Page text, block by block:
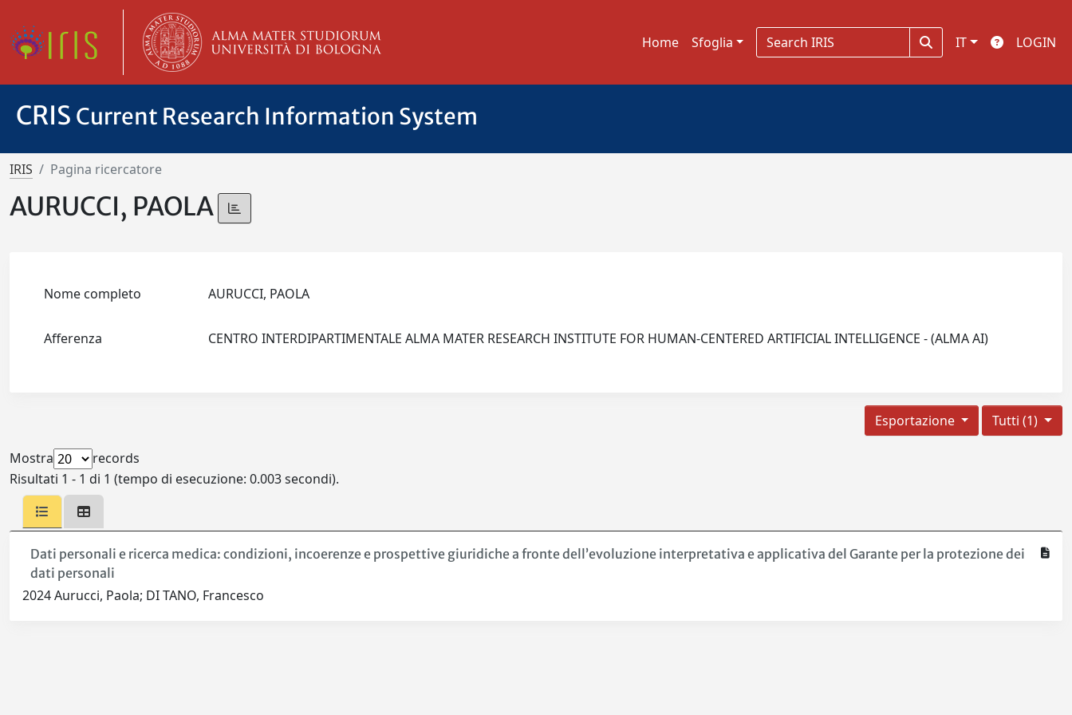
Home Sfoglia IT LOGIN
CRIS Current Research Information System
IRIS Pagina ricercatore
AURUCCI, PAOLA
Nome completo AURUCCI, PAOLA
Afferenza CENTRO INTERDIPARTIMENTALE ALMA MATER RESEARCH INSTITUTE FOR HUMAN-CENTERED ARTIFICIAL INTELLIGENCE - (ALMA AI)
Tutti (1)
Esportazione
Mostra
records
Risultati 1 - 1 di 1 (tempo di esecuzione: 0.003 secondi).
Dati personali e ricerca medica: condizioni, incoerenze e prospettive giuridiche a fronte dell’evoluzione interpretativa e applicativa del Garante per la protezione dei
dati personali
2024 Aurucci, Paola; DI TANO, Francesco